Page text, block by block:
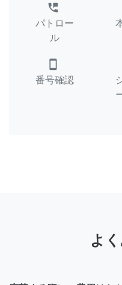
perm_phone_msg
パトロー
ル
smartphone
番号確認
よ